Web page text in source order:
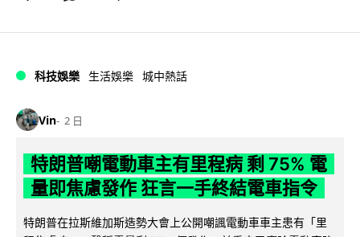
科技娛樂 生活娛樂 城中熱話
Vin 2 日
特朗普嘲電動車主有里程病 剩 75% 電
量即焦慮發作 狂言一手終結電車指令
特朗普在拉斯維加斯造勢大會上公開嘲諷電動車車主患有「里